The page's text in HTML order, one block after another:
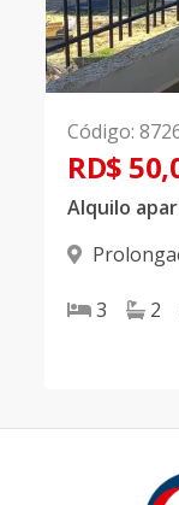
Código:
RD$
3
2